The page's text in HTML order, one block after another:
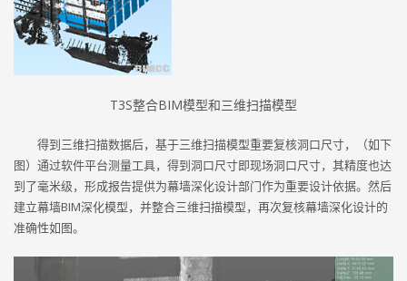
T3S整合BIM模型和三维扫描模型
得到三维扫描数据后，基于三维扫描模型重要复核洞口尺寸，（如下
图）通过软件平台测量工具，得到洞口尺寸即现场洞口尺寸，其精度也达
到了毫米级，形成报告提供为幕墙深化设计部门作为重要设计依据。然后
建立幕墙BIM深化模型，并整合三维扫描模型，再次复核幕墙深化设计的
准确性如图。